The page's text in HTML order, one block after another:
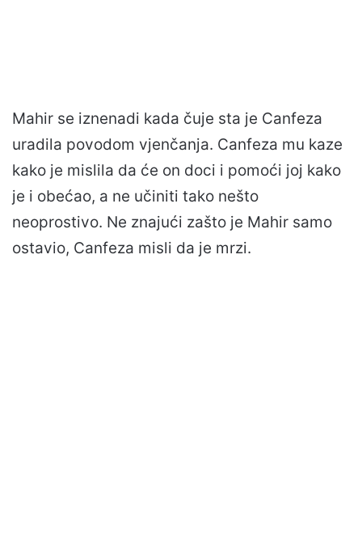
Mahir se iznenadi kada čuje sta je Canfeza
uradila povodom vjenčanja. Canfeza mu kaze
kako je mislila da će on doci i pomoći joj kako
je i obećao, a ne učiniti tako nešto
neoprostivo. Ne znajući zašto je Mahir samo
ostavio, Canfeza misli da je mrzi.